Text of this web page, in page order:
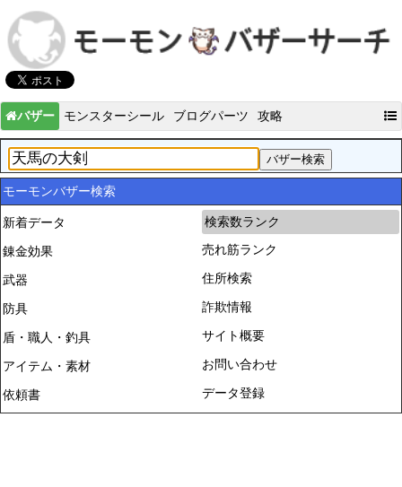
バザー モンスターシール ブログパーツ 攻略
モーモンバザー検索
新着データ
錬金効果
武器
防具
盾・職人・釣具
アイテム・素材
依頼書
検索数ランク
売れ筋ランク
住所検索
詐欺情報
サイト概要
お問い合わせ
データ登録